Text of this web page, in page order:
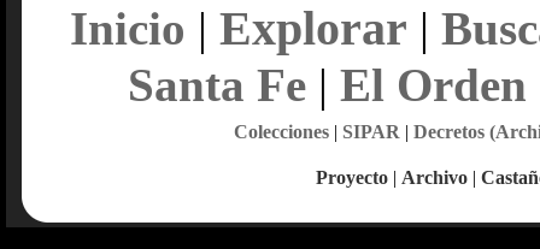
Inicio | Explorar |
Santa Fe| El Orden
Colecciones| SIPAR | Decretos
Proyecto | Archivo |